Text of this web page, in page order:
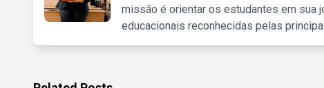
missão é orientar os estudantes em sua
educacionais reconhecidas pelas